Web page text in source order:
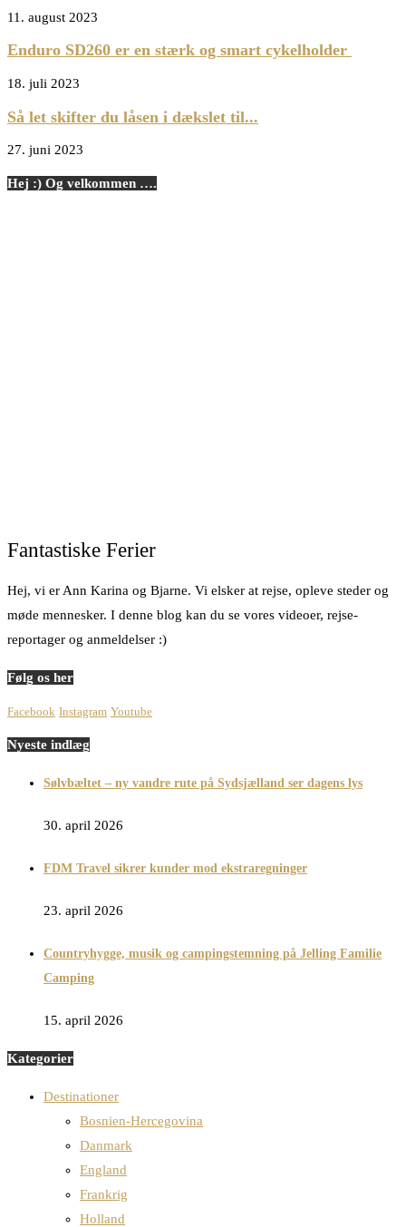
11. august 2023
Enduro SD260 er en stærk og smart cykelholder
18. juli 2023
Så let skifter du låsen i dækslet til...
27. juni 2023
Hej :) Og velkommen ….
Fantastiske Ferier
Hej, vi er Ann Karina og Bjarne. Vi elsker at rejse, opleve steder og
møde mennesker. I denne blog kan du se vores videoer, rejse-
reportager og anmeldelser :)
Følg os her
Facebook Instagram Youtube
Nyeste indlæg
Sølvbæltet – ny vandre rute på Sydsjælland ser dagens lys
30. april 2026
FDM Travel sikrer kunder mod ekstraregninger
23. april 2026
Countryhygge, musik og campingstemning på Jelling Familie
Camping
15. april 2026
Kategorier
Destinationer
Bosnien-Hercegovina
Danmark
England
Frankrig
Holland